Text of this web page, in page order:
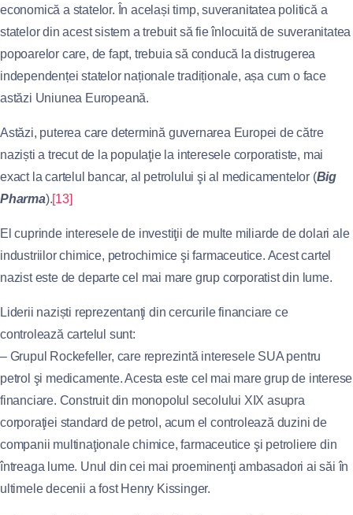
economică a statelor. În același timp, suveranitatea politică a
statelor din acest sistem a trebuit să fie înlocuită de suveranitatea
popoarelor care, de fapt, trebuia să conducă la distrugerea
independenței statelor naționale tradiționale, așa cum o face
astăzi Uniunea Europeană.
Astăzi, puterea care determină guvernarea Europei de către
naziști a trecut de la populaţie la interesele corporatiste, mai
exact la cartelul bancar, al petrolului şi al medicamentelor (Big
Pharma).[13]
El cuprinde interesele de investiţii de multe miliarde de dolari ale
industriilor chimice, petrochimice şi farmaceutice. Acest cartel
nazist este de departe cel mai mare grup corporatist din lume.
Liderii naziști reprezentanţi din cercurile financiare ce
controlează cartelul sunt:
– Grupul Rockefeller, care reprezintă interesele SUA pentru
petrol şi medicamente. Acesta este cel mai mare grup de interese
financiare. Construit din monopolul secolului XIX asupra
corporaţiei standard de petrol, acum el controlează duzini de
companii multinaţionale chimice, farmaceutice şi petroliere din
întreaga lume. Unul din cei mai proeminenţi ambasadori ai săi în
ultimele decenii a fost Henry Kissinger.